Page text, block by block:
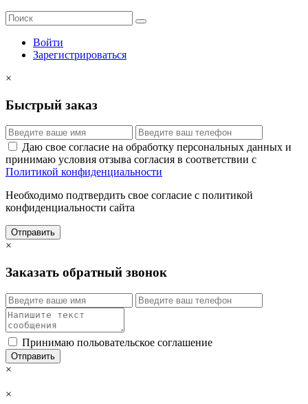
Войти
Зарегистрироваться
×
Быстрый заказ
Даю свое согласие на обработку персональных данных и
принимаю условия отзыва согласия в соответствии с
Политикой конфиденциальности
Необходимо подтвердить свое согласие с политикой
конфиденциальности сайта
Отправить
×
Заказать обратный звонок
Принимаю польовательское соглашение
Отправить
×
×